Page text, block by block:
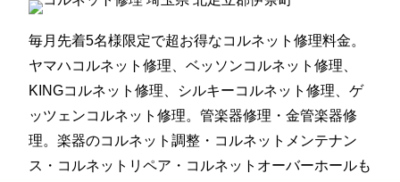
毎月先着5名様限定で超お得なコルネット修理料金。
ヤマハコルネット修理、ベッソンコルネット修理、
KINGコルネット修理、シルキーコルネット修理、ゲ
ッツェンコルネット修理。管楽器修理・金管楽器修
理。楽器のコルネット調整・コルネットメンテナン
ス・コルネットリペア・コルネットオーバーホールも